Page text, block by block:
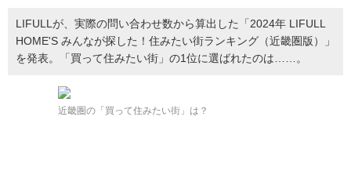
LIFULLが、実際の問い合わせ数から算出した「2024年 LIFULL
HOME'S みんなが探した！住みたい街ランキング（近畿圏版）」
を発表。「買って住みたい街」の1位に選ばれたのは……。
近畿圏の「買って住みたい街」は？